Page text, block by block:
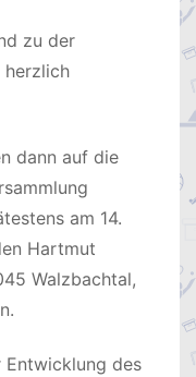
zu der
herzlich
dann auf die
am 14.
Hartmut
Walzbachtal,
Entwicklung des